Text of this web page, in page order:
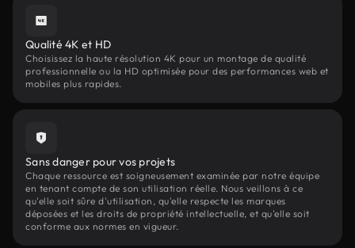
Qualité 4K et HD
Choisissez la haute résolution 4K pour un montage de qualité
professionnelle ou la HD optimisée pour des performances web et
mobiles plus rapides.
Sans danger pour vos projets
Chaque ressource est soigneusement examinée par notre équipe
en tenant compte de son utilisation réelle. Nous veillons à ce
qu'elle soit sûre d'utilisation, qu'elle respecte les marques
déposées et les droits de propriété intellectuelle, et qu'elle soit
conforme aux normes en vigueur.